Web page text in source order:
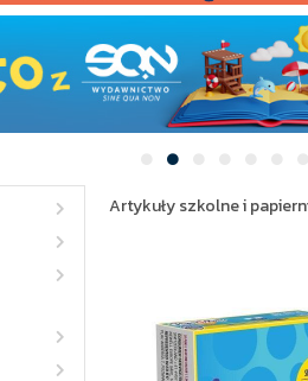
Artykuły szkolne i